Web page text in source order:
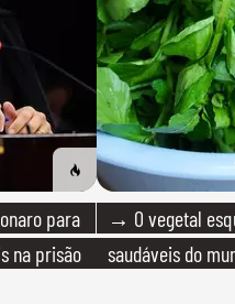
para
na prisão
→ O vegetal
saudáveis do